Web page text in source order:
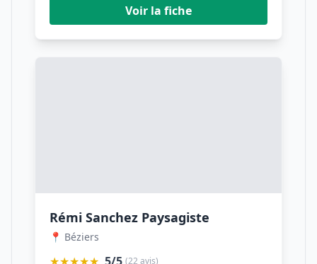
Voir la fiche
Rémi Sanchez Paysagiste
📍 Béziers
(22 avis)